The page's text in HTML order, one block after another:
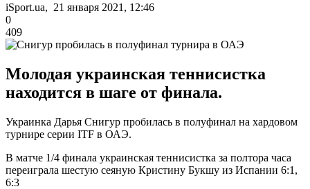
iSport.ua, 21 января 2021, 12:46
0
409
Молодая украинская теннисистка
находится в шаге от финала.
Украинка Дарья Снигур пробилась в полуфинал на хардовом
турнире серии ITF в ОАЭ.
В матче 1/4 финала украинская теннисистка за полтора часа
переиграла шестую сеяную Кристину Букшу из Испании 6:1,
6:3